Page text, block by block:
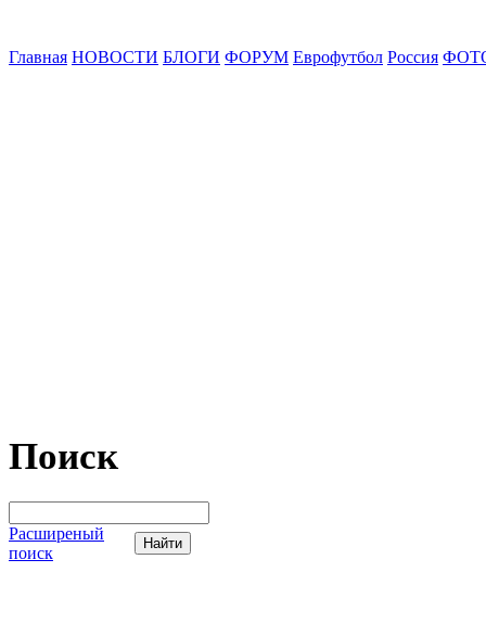
Главная НОВОСТИ БЛОГИ ФОРУМ Еврофутбол Россия
Поиск
Расширеный
поиск